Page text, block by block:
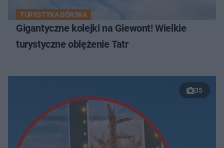
TURYSTYKA GÓRSKA
Gigantyczne kolejki na Giewont! Wielkie
turystyczne oblężenie Tatr
35